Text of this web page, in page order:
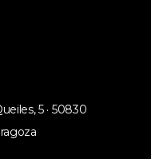
5 · 50830